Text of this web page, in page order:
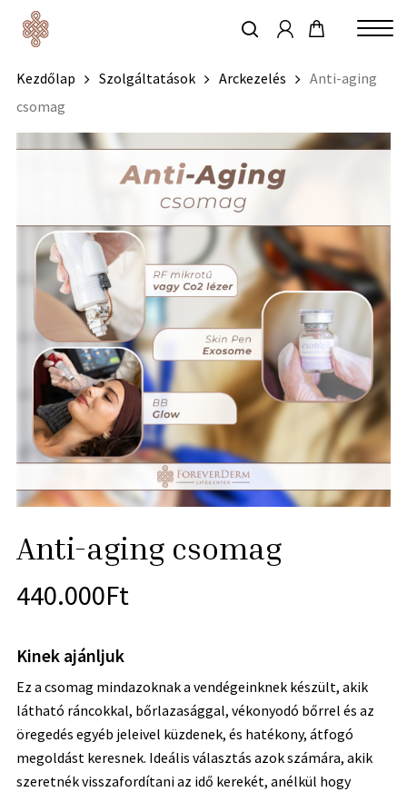
content
keresés
Kezdőlap Szolgáltatások Arckezelés
Anti-aging
csomag
Anti-aging csomag
440.000Ft
Kinek ajánljuk
Ez a csomag mindazoknak a vendégeinknek készült, akik
látható ráncokkal, bőrlazasággal, vékonyodó bőrrel és az
öregedés egyéb jeleivel küzdenek, és hatékony, átfogó
megoldást keresnek. Ideális választás azok számára, akik
szeretnék visszafordítani az idő kerekét, anélkül hogy
Menu